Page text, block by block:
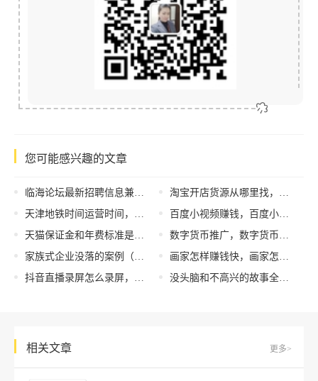
您可能感兴趣的文章
临海论坛最新招聘信息兼职恩泽集团（临海论坛最新招聘信息兼职网上兼职）
天津地铁时间运营时间，天津市地铁时刻表？
天猫保证金和年费标准是什么？
家族式企业没落的案例（家族式企业的财务管理模式探析）
抖音直播录屏怎么录屏，抖音直播录屏怎么录屏有声音？
淘宝开店货源从哪里找，淘宝开店货源从哪里找不用自己发货？
百度小视频赚钱，百度小视频赚钱能提现20元吗？
数字货币推广，数字货币推广城市？
画家怎样赚钱快，画家怎样赚钱快一点？
没头脑和不高兴的故事全文在线听（没头脑和不高兴故事在线听 免费）
相关文章 更多>